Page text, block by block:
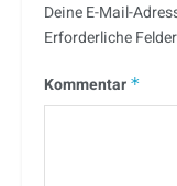
Deine E-Mail-
Erforderliche
Kommentar *